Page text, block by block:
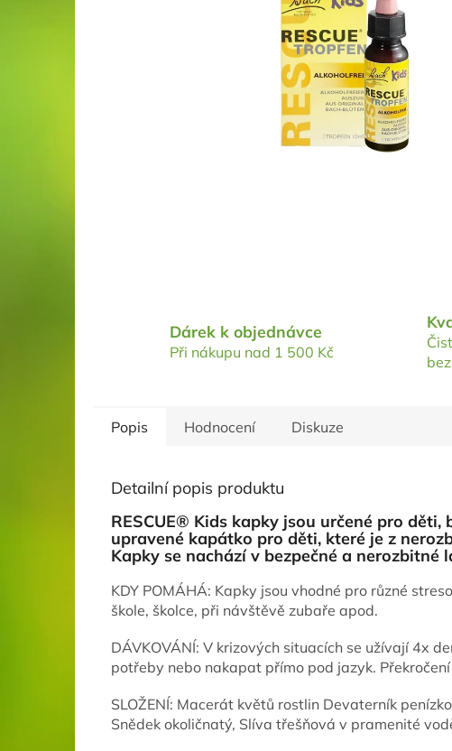
Dárek k objednávce
Při nákupu nad 1 500 Kč
Popis Hodnocení Diskuze
Detailní popis produktu
RESCUE® Kids kapky jsou určené pro
upravené kapátko pro děti, které je z
Kapky se nachází v bezpečné a nerozbitné
KDY POMÁHÁ: Kapky jsou vhodné pro různé
škole, školce, při návštěvě zubaře apod.
DÁVKOVÁNÍ: V krizových situacích se užívají 4x
potřeby nebo nakapat přímo pod jazyk.
SLOŽENÍ: Macerát květů rostlin Devaterník
Snědek okoličnatý, Slíva třešňová v pramenité